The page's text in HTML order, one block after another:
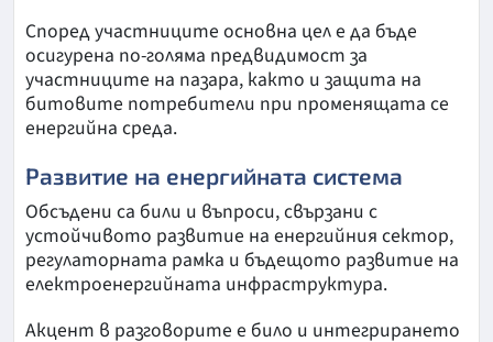
Според участниците основна цел е да бъде
осигурена по-голяма предвидимост за
участниците на пазара, както и защита на
битовите потребители при променящата се
енергийна среда.
Развитие на енергийната система
Обсъдени са били и въпроси, свързани с
устойчивото развитие на енергийния сектор,
регулаторната рамка и бъдещото развитие на
електроенергийната инфраструктура.
Акцент в разговорите е било и интегрирането